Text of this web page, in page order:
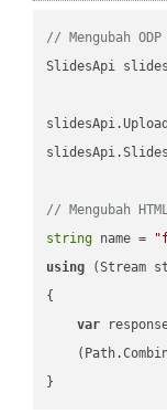
// Mengubah
SlidesApi
// Mengubah
string name =
using (Stream
{
var